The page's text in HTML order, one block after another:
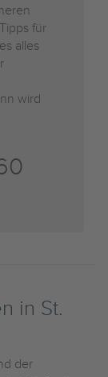
für
alles
wird
in St.
der